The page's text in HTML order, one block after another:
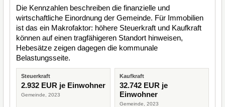
Die Kennzahlen beschreiben die finanzielle und
wirtschaftliche Einordnung der Gemeinde. Für Immobilien
ist das ein Makrofaktor: höhere Steuerkraft und Kaufkraft
können auf einen tragfähigeren Standort hinweisen,
Hebesätze zeigen dagegen die kommunale
Belastungsseite.
Steuerkraft
2.932 EUR je Einwohner
Gemeinde, 2023
Kaufkraft
32.742 EUR je
Einwohner
Gemeinde, 2023